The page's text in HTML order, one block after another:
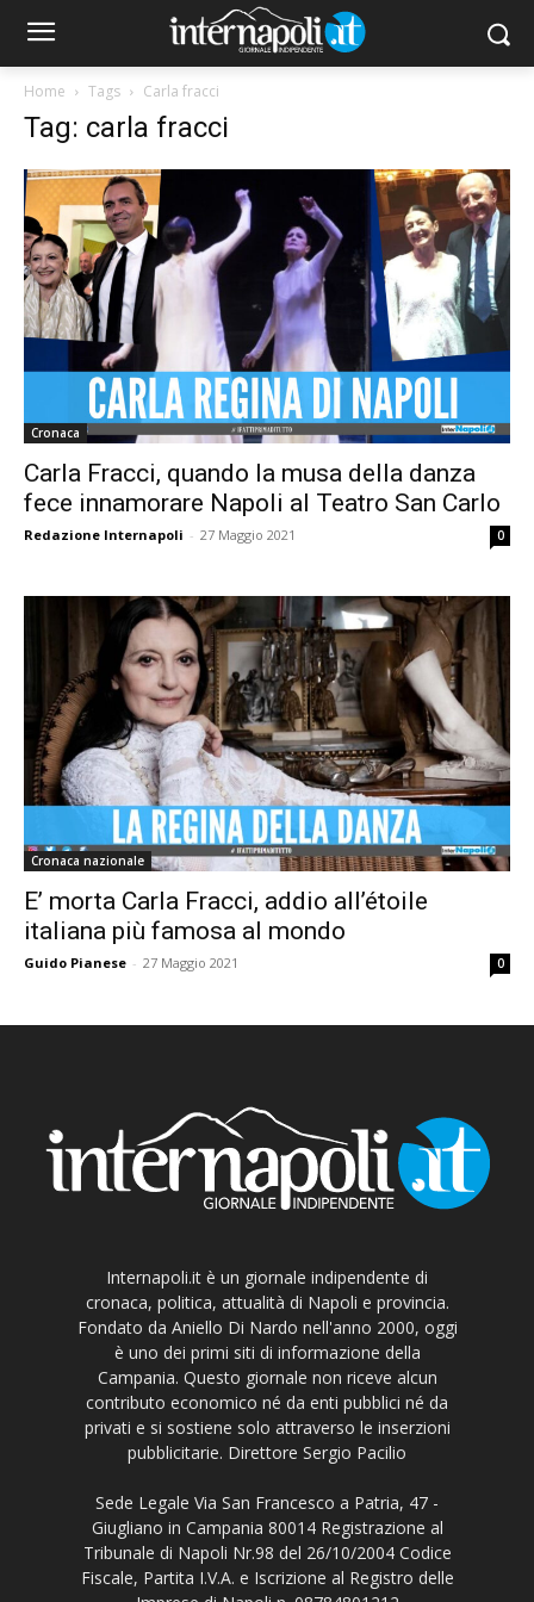
Home Tags Carla fracci
Tag: carla fracci
Cronaca
Carla Fracci, quando la musa della danza
fece innamorare Napoli al Teatro San Carlo
Redazione Internapoli - 27 Maggio 2021 0
Cronaca nazionale
E’ morta Carla Fracci, addio all’étoile
italiana più famosa al mondo
Guido Pianese - 27 Maggio 2021 0
Internapoli.it è un giornale indipendente di
cronaca, politica, attualità di Napoli e provincia.
Fondato da Aniello Di Nardo nell'anno 2000, oggi
è uno dei primi siti di informazione della
Campania. Questo giornale non riceve alcun
contributo economico né da enti pubblici né da
privati e si sostiene solo attraverso le inserzioni
pubblicitarie. Direttore Sergio Pacilio
Sede Legale Via San Francesco a Patria, 47 -
Giugliano in Campania 80014 Registrazione al
Tribunale di Napoli Nr.98 del 26/10/2004 Codice
Fiscale, Partita I.V.A. e Iscrizione al Registro delle